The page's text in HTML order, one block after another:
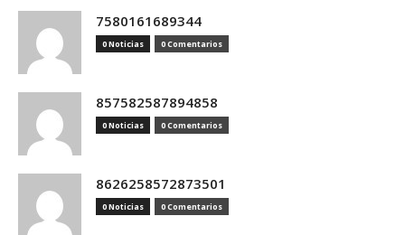
7580161689344
0 Noticias 0 Comentarios
857582587894858
0 Noticias 0 Comentarios
8626258572873501
0 Noticias 0 Comentarios